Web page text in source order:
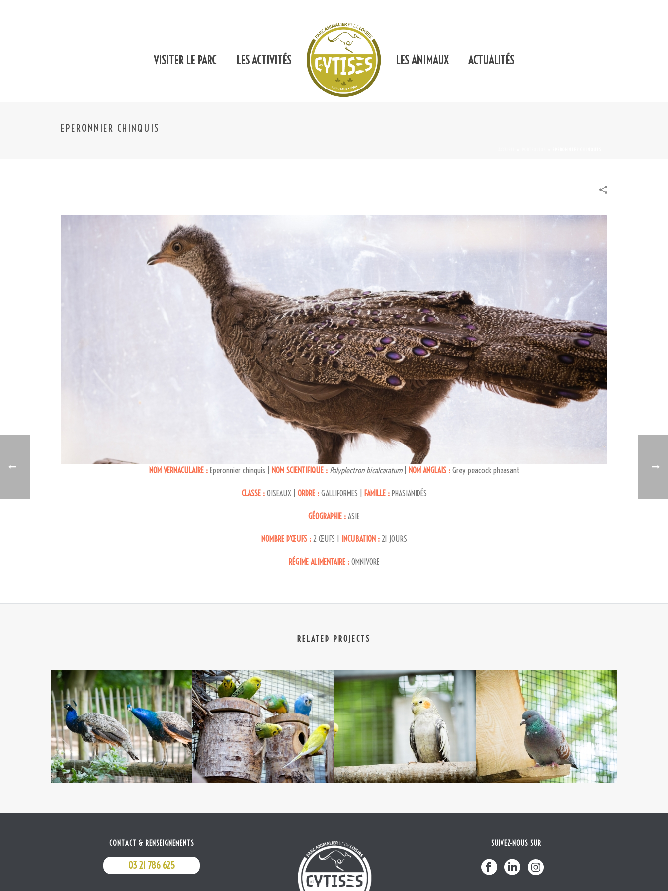
VISITER LE PARC LES ACTIVITÉS LES ANIMAUX ACTUALITÉS
EPERONNIER CHINQUIS
NOM VERNACULAIRE :Eperonnier chinquis | NOM SCIENTIFIQUE : Polyplectron bicalcaratum NOM ANGLAIS :Grey peacock pheasant
CLASSE :OISEAUX | ORDRE :GALLIFORMES | FAMILLE :PHASIANIDÉS
GÉOGRAPHIE : ASIE
NOMBRE D’ŒUFS :2 ŒUFS | INCUBATION :21 JOURS
RÉGIME ALIMENTAIRE :OMNIVORE
RELATED PROJECTS
CONTACT & RENSEIGNEMENTS
03 21 786 625
SUIVEZ-NOUS SUR